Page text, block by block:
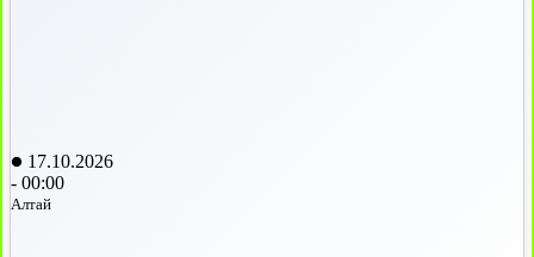
17.10.2026
- 00:00
Алтай